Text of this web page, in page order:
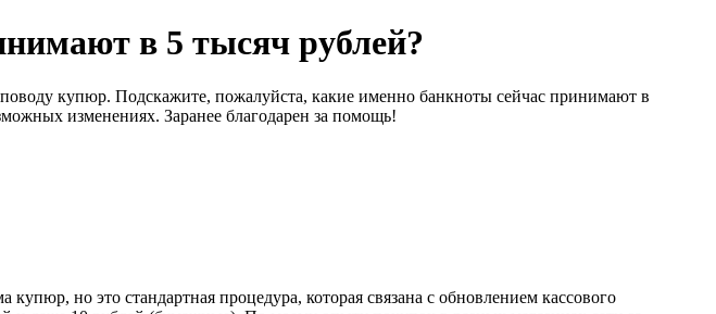
в 5 тысяч рублей?
купюр. Подскажите, пожалуйста, какие именно банкноты сейчас принимают в
изменениях. Заранее благодарен за помощь!
но это стандартная процедура, которая связана с обновлением кассового